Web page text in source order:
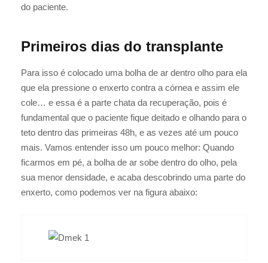
do paciente.
Primeiros dias do transplante
Para isso é colocado uma bolha de ar dentro olho para ela
que ela pressione o enxerto contra a córnea e assim ele
cole… e essa é a parte chata da recuperação, pois é
fundamental que o paciente fique deitado e olhando para o
teto dentro das primeiras 48h, e as vezes até um pouco
mais. Vamos entender isso um pouco melhor: Quando
ficarmos em pé, a bolha de ar sobe dentro do olho, pela
sua menor densidade, e acaba descobrindo uma parte do
enxerto, como podemos ver na figura abaixo: